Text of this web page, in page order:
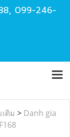
, 099-246-
ติม > Danh gia